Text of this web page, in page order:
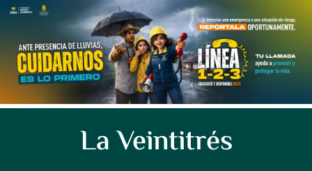
La Veintitrés